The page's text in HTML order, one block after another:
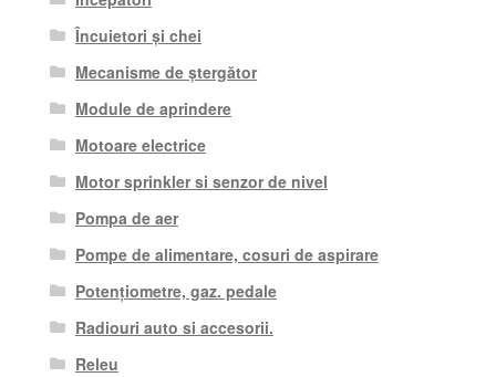
Încuietori și chei
Mecanisme de ștergător
Module de aprindere
Motoare electrice
Motor sprinkler si senzor de nivel
Pompa de aer
Pompe de alimentare, cosuri de aspirare
Potențiometre, gaz. pedale
Radiouri auto si accesorii.
Releu